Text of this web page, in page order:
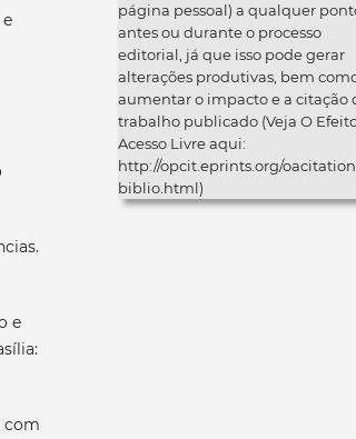
e
com
página pessoal) a qualquer
antes ou durante o processo
editorial, já que isso pode gerar
alterações produtivas, bem
aumentar o impacto e a citação
trabalho publicado (Veja O
Acesso Livre aqui:
http://opcit.eprints.org/
biblio.html)